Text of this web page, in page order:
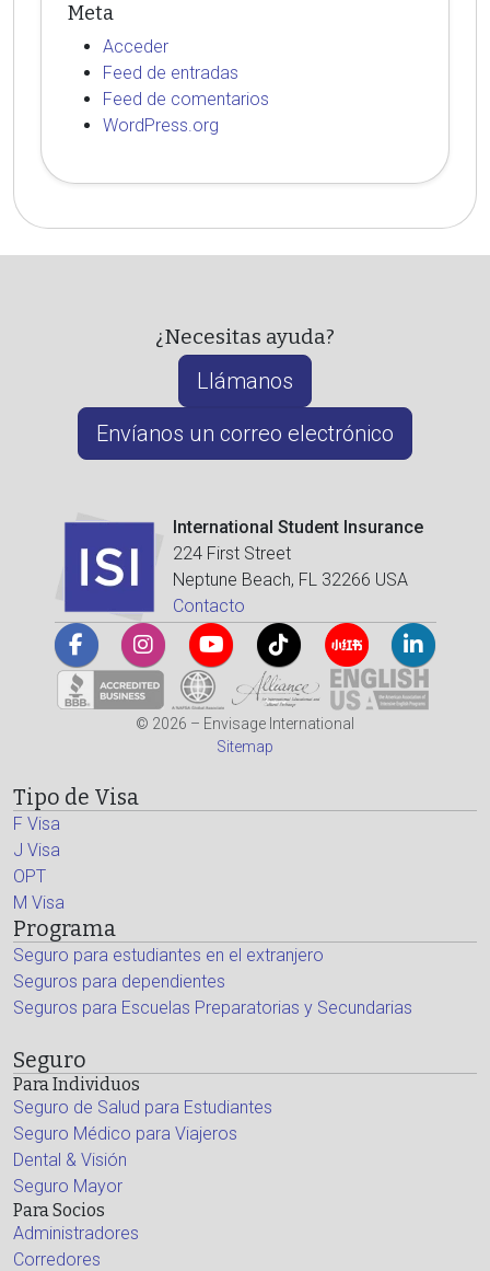
Meta
Acceder
Feed de entradas
Feed de comentarios
WordPress.org
¿Necesitas ayuda?
Llámanos
Envíanos un correo electrónico
International Student Insurance
224 First Street
Neptune Beach, FL 32266 USA
Contacto
© 2026 – Envisage International
Sitemap
Tipo de Visa
F Visa
J Visa
OPT
M Visa
Programa
Seguro para estudiantes en el extranjero
Seguros para dependientes
Seguros para Escuelas Preparatorias y Secundarias
Seguro
Para Individuos
Seguro de Salud para Estudiantes
Seguro Médico para Viajeros
Dental & Visión
Seguro Mayor
Para Socios
Administradores
Corredores